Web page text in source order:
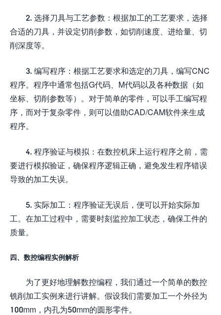
2. 选择刀具与工艺参数：根据加工的工艺要求，选择
合适的刀具，并设定切削参数，如切削速度、进给量、切
削深度等。
3. 编写程序：根据工艺要求和选定的刀具，编写CNC
程序。程序中通常包括G代码、M代码以及各种数据（如
坐标、切削参数等）。对于简单的零件，可以手工编写程
序，而对于复杂零件，则可以借助CAD/CAM软件来生成
程序。
4. 程序验证与模拟：在数控机床上运行程序之前，需
要进行模拟验证，确保程序逻辑正确，避免发生程序错误
导致的加工失误。
5. 实际加工：程序验证无误后，便可以开始实际加
工。在加工过程中，需要时刻监控加工状态，确保工件的
质量。
四、数控编程实例解析
为了更好地理解数控编程，我们通过一个简单的数控
铣削加工实例来进行讲解。假设我们需要加工一个外径为
100mm，内孔为50mm的圆形零件。